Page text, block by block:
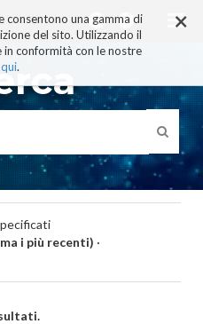
×
consentono una gamma di
del sito. Utilizzando il
conformità con le nostre
.
i più recenti) ·